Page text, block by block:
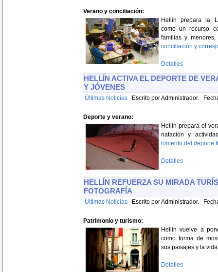
Verano y conciliación:
Hellín prepara la
como un recurso
familias y
conciliación y
Detalles
HELLÍN ACTIVA EL DEPORTE DE
Y JÓVENES
Últimas Noticias Escrito por Administrador.
Deporte y verano:
Hellín prepara el
natación y
fomento del deporte
Detalles
HELLÍN REFUERZA SU MIRADA
FOTOGRAFÍA
Últimas Noticias Escrito por Administrador.
Patrimonio y turismo:
Hellín vuelve a
como forma de
sus paisajes y la
Detalles